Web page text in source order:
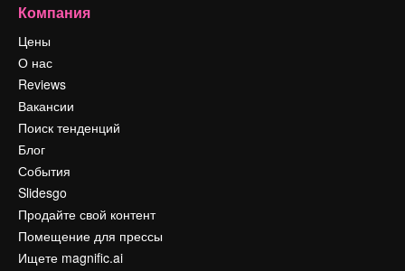
Компания
Цены
О нас
Reviews
Вакансии
Поиск тенденций
Блог
События
Slidesgo
Продайте свой контент
Помещение для прессы
Ищете magnific.ai